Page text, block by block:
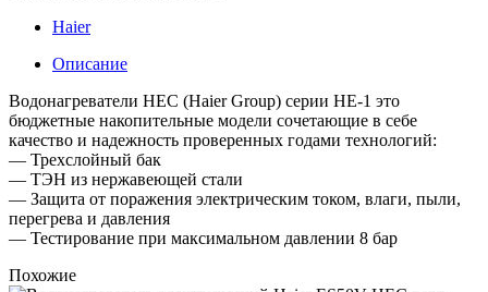
Haier
Описание
Водонагреватели HEC (Haier Group) cерии HE-1 это
бюджетные накопительные модели сочетающие в себе
качество и надежность проверенных годами технологий:
— Трехслойный бак
— ТЭН из нержавеющей стали
— Защита от поражения электрическим током, влаги, пыли,
перегрева и давления
— Тестирование при максимальном давлении 8 бар
Похожие